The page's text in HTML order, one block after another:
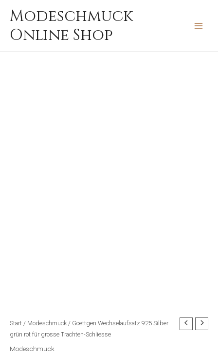
Inhalt
springen
Modeschmuck
Online Shop
Start / Modeschmuck / Goettgen Wechselaufsatz 925 Silber
grün rot für grosse Trachten-Schliesse
Modeschmuck